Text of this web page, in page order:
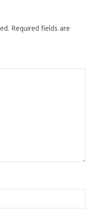
Required fields are